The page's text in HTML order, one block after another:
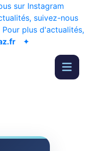
sur Instagram
suivez-nous
Pour plus d'actualités,
✦